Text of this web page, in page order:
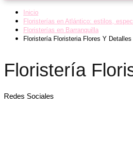
Inicio
Floristerías en Atlántico: estilos,
Floristerías en Barranquilla
Floristería Floristeria Flores Y
Floristería
Redes Sociales